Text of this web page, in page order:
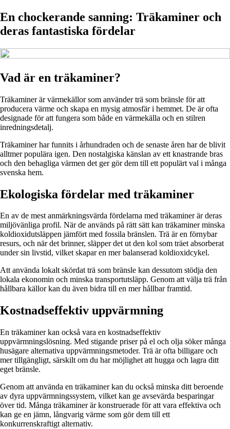
En chockerande sanning: Träkaminer och
deras fantastiska fördelar
Vad är en träkaminer?
Träkaminer är värmekällor som använder trä som bränsle för att
producera värme och skapa en mysig atmosfär i hemmet. De är ofta
designade för att fungera som både en värmekälla och en stilren
inredningsdetalj.
Träkaminer har funnits i århundraden och de senaste åren har de blivit
alltmer populära igen. Den nostalgiska känslan av ett knastrande bras
och den behagliga värmen det ger gör dem till ett populärt val i många
svenska hem.
Ekologiska fördelar med träkaminer
En av de mest anmärkningsvärda fördelarna med träkaminer är deras
miljövänliga profil. När de används på rätt sätt kan träkaminer minska
koldioxidutsläppen jämfört med fossila bränslen. Trä är en förnybar
resurs, och när det brinner, släpper det ut den kol som träet absorberat
under sin livstid, vilket skapar en mer balanserad koldioxidcykel.
Att använda lokalt skördat trä som bränsle kan dessutom stödja den
lokala ekonomin och minska transportutsläpp. Genom att välja trä från
hållbara källor kan du även bidra till en mer hållbar framtid.
Kostnadseffektiv uppvärmning
En träkaminer kan också vara en kostnadseffektiv
uppvärmningslösning. Med stigande priser på el och olja söker många
husägare alternativa uppvärmningsmetoder. Trä är ofta billigare och
mer tillgängligt, särskilt om du har möjlighet att hugga och lagra ditt
eget bränsle.
Genom att använda en träkaminer kan du också minska ditt beroende
av dyra uppvärmningssystem, vilket kan ge avsevärda besparingar
över tid. Många träkaminer är konstruerade för att vara effektiva och
kan ge en jämn, långvarig värme som gör dem till ett
konkurrenskraftigt alternativ.